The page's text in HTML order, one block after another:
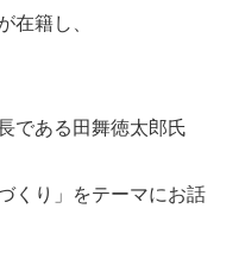
籍し、
である田舞徳太郎氏
くり」をテーマにお話